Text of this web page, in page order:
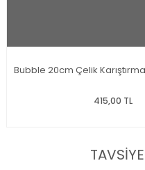
Bubble 20cm Çelik
415,00 TL